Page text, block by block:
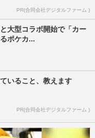
PR(合同会社デジタルファーム )
大型コラボ開始で「カー
ポケカ...
いること、教えます
PR(合同会社デジタルファーム )